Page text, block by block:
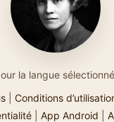
la langue
| Conditions
App Android